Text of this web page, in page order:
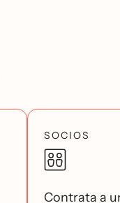
SOCIOS
Contrata a